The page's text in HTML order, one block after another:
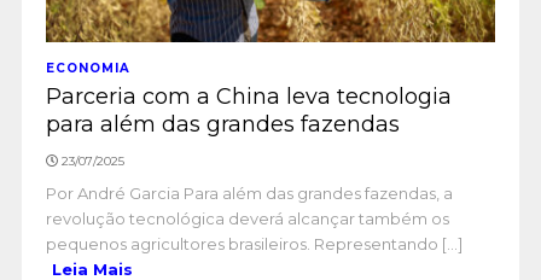
ECONOMIA
Parceria com a China leva tecnologia
para além das grandes fazendas
23/07/2025
Por André Garcia Para além das grandes fazendas, a
revolução tecnológica deverá alcançar também os
pequenos agricultores brasileiros. Representando [...]
Leia Mais